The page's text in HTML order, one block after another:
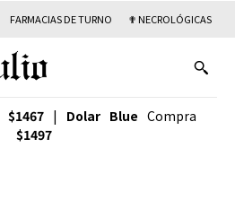
FARMACIAS DE TURNO ✟ NECROLÓGICAS
$1467 | Dolar Blue Compra
$1497